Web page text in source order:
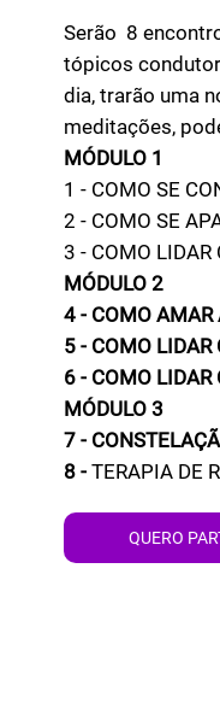
Serão 8
tópicos
dia, trarão uma
meditações,
MÓDULO 1
1 - COMO SE
2 - COMO SE
3 - COMO LIDAR
MÓDULO 2
4 - COMO AMAR
5 - COMO LIDAR
6 - COMO LIDAR
MÓDULO 3
7 -
8 - TERAPIA DE
QUERO